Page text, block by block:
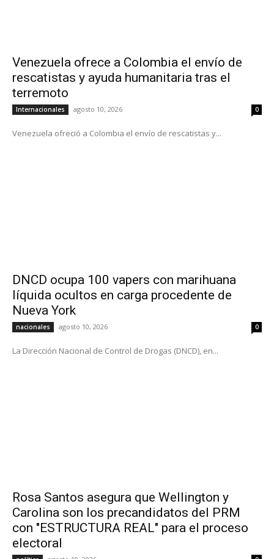
Venezuela ofrece a Colombia el envío de
rescatistas y ayuda humanitaria tras el
terremoto
Internacionales agosto 10, 2026 0
Venezuela ofreció a Colombia el envío de rescatistas y...
DNCD ocupa 100 vapers con marihuana
líquida ocultos en carga procedente de
Nueva York
nacionales agosto 10, 2026 0
La Dirección Nacional de Control de Drogas (DNCD), en...
Rosa Santos asegura que Wellington y
Carolina son los precandidatos del PRM
con "ESTRUCTURA REAL" para el proceso
electoral